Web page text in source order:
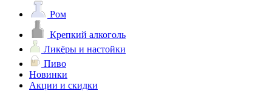
Ром
Крепкий алкоголь
Ликёры и настойки
Пиво
Новинки
Акции и скидки